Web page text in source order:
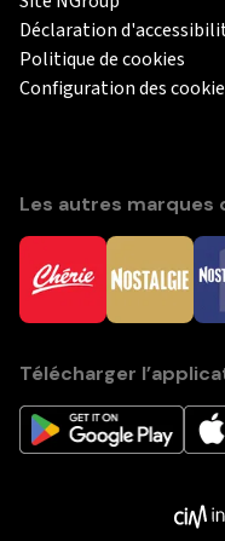
Déclaration
Politique de cookies
Configuration des
Les autres marques
Télécharger